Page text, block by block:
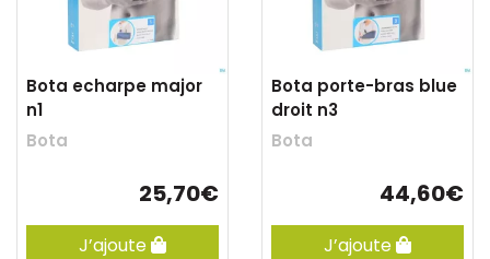
Bota echarpe major
n1
Bota
25,70€
J’ajoute
Bota porte-bras blue
droit n3
Bota
44,60€
J’ajoute